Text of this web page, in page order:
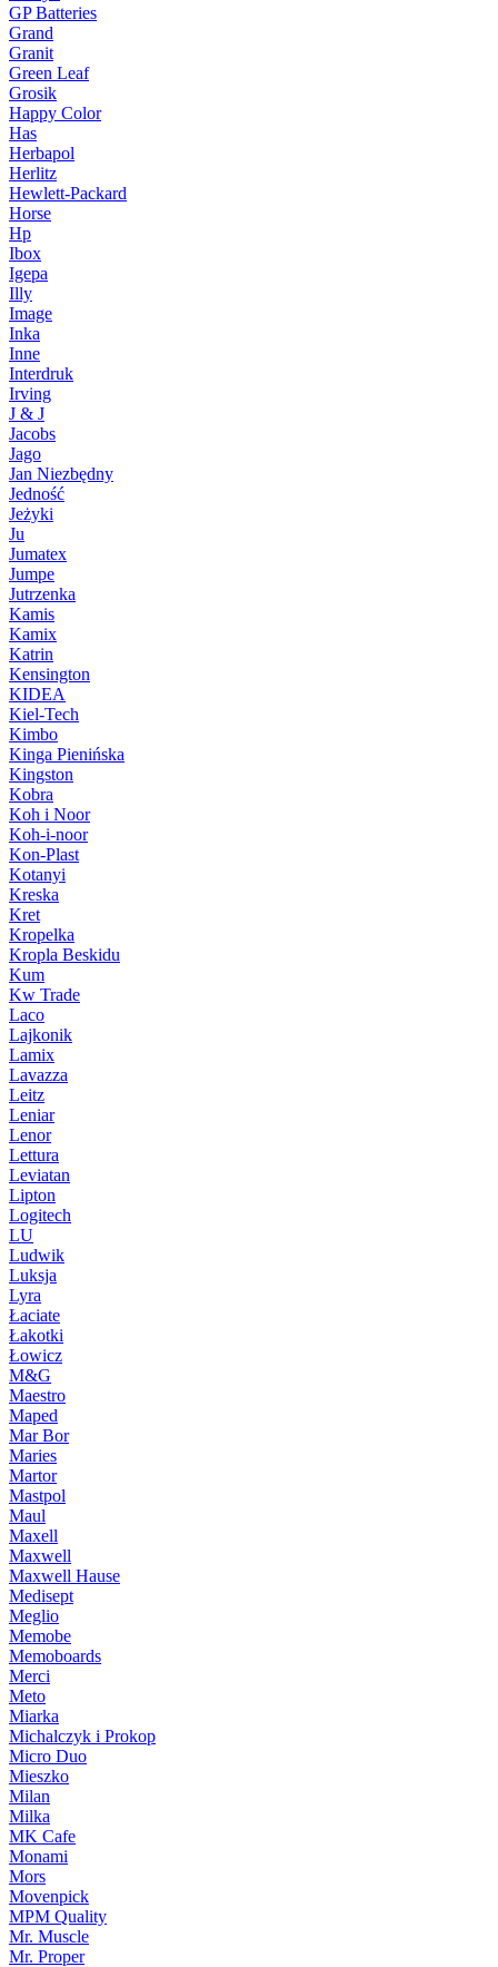
GP Batteries
Grand
Granit
Green Leaf
Grosik
Happy Color
Has
Herbapol
Herlitz
Hewlett-Packard
Horse
Hp
Ibox
Igepa
Illy
Image
Inka
Inne
Interdruk
Irving
J & J
Jacobs
Jago
Jan Niezbędny
Jedność
Jeżyki
Ju
Jumatex
Jumpe
Jutrzenka
Kamis
Kamix
Katrin
Kensington
KIDEA
Kiel-Tech
Kimbo
Kinga Pienińska
Kingston
Kobra
Koh i Noor
Koh-i-noor
Kon-Plast
Kotanyi
Kreska
Kret
Kropelka
Kropla Beskidu
Kum
Kw Trade
Laco
Lajkonik
Lamix
Lavazza
Leitz
Leniar
Lenor
Lettura
Leviatan
Lipton
Logitech
LU
Ludwik
Luksja
Lyra
Łaciate
Łakotki
Łowicz
M&G
Maestro
Maped
Mar Bor
Maries
Martor
Mastpol
Maul
Maxell
Maxwell
Maxwell Hause
Medisept
Meglio
Memobe
Memoboards
Merci
Meto
Miarka
Michalczyk i Prokop
Micro Duo
Mieszko
Milan
Milka
MK Cafe
Monami
Mors
Movenpick
MPM Quality
Mr. Muscle
Mr. Proper